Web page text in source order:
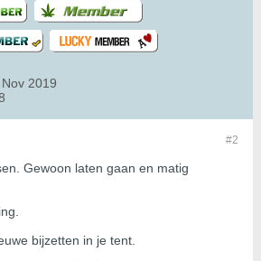
Nov 2019
#2
Gewoon laten gaan en matig
bijzetten in je tent.